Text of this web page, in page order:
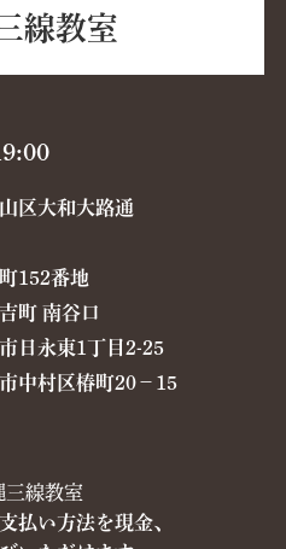
線教室
区大和大路通
152番地
町 南谷口
日永東1丁目2-25
中村区椿町20−15
線教室
払い方法を現金、